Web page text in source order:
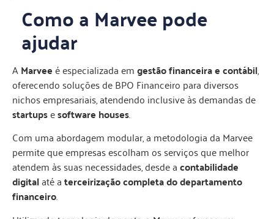
Como a Marvee pode
ajudar
AMarveeé especializada emgestão financeira e contábil,
oferecendo soluções de BPO Financeiro para diversos
nichos empresariais, atendendo inclusive às demandas de
startupsesoftware houses.
Com uma abordagem modular, a metodologia da Marvee
permite que empresas escolham os serviços que melhor
atendem às suas necessidades, desde acontabilidade
digitalaté aterceirização completa do departamento
financeiro.